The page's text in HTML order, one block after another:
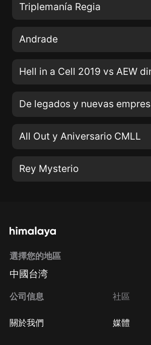
Triplemanía Regia
Andrade
De legados y nuevas
All Out y Aniversario CMLL
Rey Mysterio
選擇您的地區
中國台湾
公司信息
關於我們
社區
媒體